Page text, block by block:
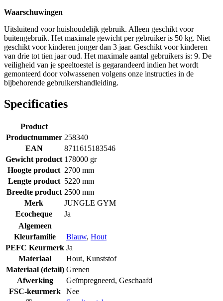
Waarschuwingen
Uitsluitend voor huishoudelijk gebruik. Alleen geschikt voor
buitengebruik. Het maximale gewicht per gebruiker is 50 kg. Niet
geschikt voor kinderen jonger dan 3 jaar. Geschikt voor kinderen
van drie tot tien jaar oud. Het maximale aantal gebruikers is: 9. De
veiligheid van je speeltoestel is gegarandeerd indien het wordt
gemonteerd door volwassenen volgens onze instructies in de
bijbehorende gebruikershandleiding.
Specificaties
Product
Productnummer 258340
EAN
8711615183546
Gewicht product 178000 gr
Hoogte product 2700 mm
Lengte product 5220 mm
Breedte product 2500 mm
Merk
JUNGLE GYM
Ecocheque
Ja
Algemeen
Kleurfamilie
Blauw, Hout
PEFC Keurmerk Ja
Materiaal
Hout, Kunststof
Materiaal (detail) Grenen
Afwerking
Geïmpregneerd, Geschaafd
FSC-keurmerk
Nee